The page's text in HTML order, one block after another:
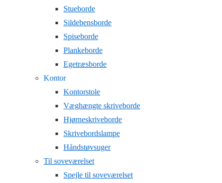
Stueborde
Sildebensborde
Spiseborde
Plankeborde
Egetræsborde
Kontor
Kontorstole
Væghængte skriveborde
Hjørneskriveborde
Skrivebordslampe
Håndstøvsuger
Til soveværelset
Spejle til soveværelset